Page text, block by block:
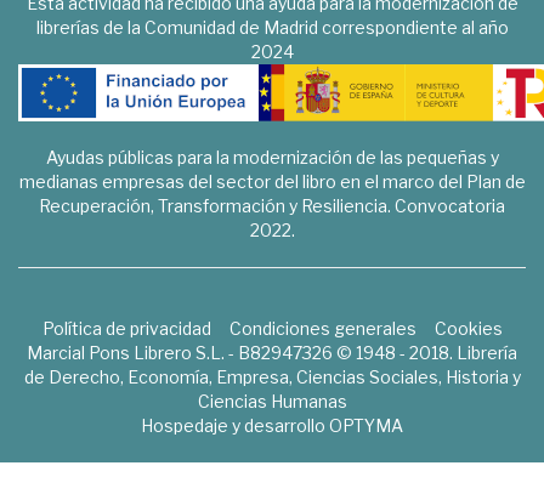
librerías de la Comunidad de Madrid correspondiente al año
2024
Ayudas públicas para la modernización de las pequeñas y
medianas empresas del sector del libro en el marco del Plan de
Recuperación, Transformación y Resiliencia. Convocatoria
2022.
Política de privacidad Condiciones generales
Cookies
Marcial Pons Librero S.L. - B82947326 © 1948 - 2018. Librería
de Derecho, Economía, Empresa, Ciencias Sociales, Historia y
Ciencias Humanas
Hospedaje y desarrollo OPTYMA